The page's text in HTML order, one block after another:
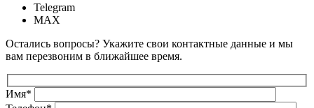
Telegram
MAX
Остались вопросы? Укажите свои контактные данные и мы
вам перезвоним в ближайшее время.
Имя*